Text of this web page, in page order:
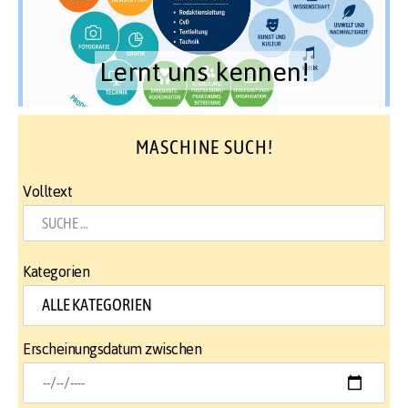
Lernt uns kennen!
MASCHINE SUCH!
Volltext
Kategorien
Erscheinungsdatum zwischen